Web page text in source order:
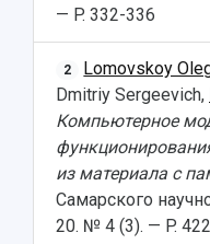
Pre-university
International
Open Doors
Photos and Videos
Instruction on
Safety
Shopping
Your Budget
Weather
What You Should
— P. 332-336
2 Lomovskoy
Dmitriy Sergeevich,
Компьютерное
из материала с
Самарского
20. № 4 (3). — P.